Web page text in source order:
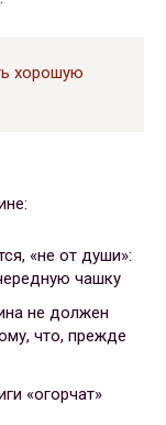
хорошую
«не от души»:
чашку
не должен
что, прежде
«огорчат»